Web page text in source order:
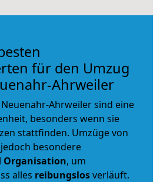
für den Umzug
Ahrweiler
Ahrweiler sind eine
besonders wenn sie
stattfinden. Umzüge von
besondere
Organisation, um
alles reibungslosverläuft.